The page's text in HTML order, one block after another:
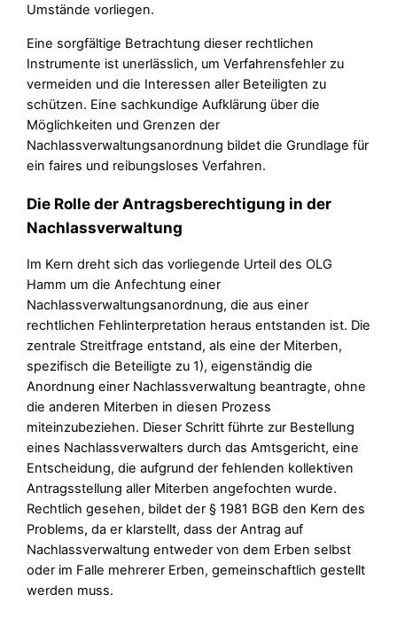
Umstände vorliegen.
Eine sorgfältige Betrachtung dieser rechtlichen
Instrumente ist unerlässlich, um Verfahrensfehler zu
vermeiden und die Interessen aller Beteiligten zu
schützen. Eine sachkundige Aufklärung über die
Möglichkeiten und Grenzen der
Nachlassverwaltungsanordnung bildet die Grundlage für
ein faires und reibungsloses Verfahren.
Die Rolle der Antragsberechtigung in der
Nachlassverwaltung
Im Kern dreht sich das vorliegende Urteil des OLG
Hamm um die Anfechtung einer
Nachlassverwaltungsanordnung, die aus einer
rechtlichen Fehlinterpretation heraus entstanden ist. Die
zentrale Streitfrage entstand, als eine der Miterben,
spezifisch die Beteiligte zu 1), eigenständig die
Anordnung einer Nachlassverwaltung beantragte, ohne
die anderen Miterben in diesen Prozess
miteinzubeziehen. Dieser Schritt führte zur Bestellung
eines Nachlassverwalters durch das Amtsgericht, eine
Entscheidung, die aufgrund der fehlenden kollektiven
Antragsstellung aller Miterben angefochten wurde.
Rechtlich gesehen, bildet der § 1981 BGB den Kern des
Problems, da er klarstellt, dass der Antrag auf
Nachlassverwaltung entweder von dem Erben selbst
oder im Falle mehrerer Erben, gemeinschaftlich gestellt
werden muss.